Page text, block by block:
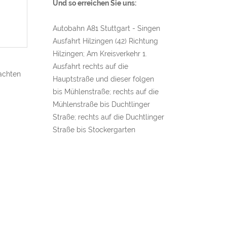
Und so erreichen Sie uns:
Autobahn A81 Stuttgart - Singen
Ausfahrt Hilzingen (42) Richtung
Hilzingen; Am Kreisverkehr 1.
Ausfahrt rechts auf die
Hauptstraße und dieser folgen
bis Mühlenstraße; rechts auf die
Mühlenstraße bis Duchtlinger
Straße; rechts auf die Duchtlinger
Straße bis Stockergarten